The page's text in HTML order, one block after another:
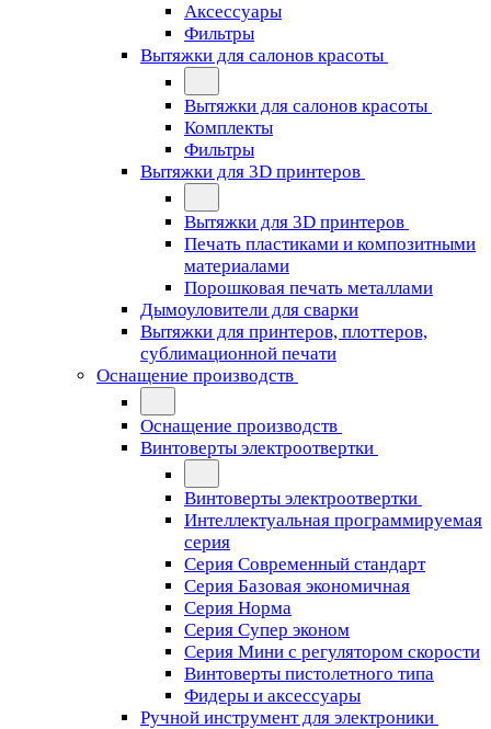
Аксессуары
Фильтры
Вытяжки для салонов красоты
Вытяжки для салонов красоты
Комплекты
Фильтры
Вытяжки для 3D принтеров
Вытяжки для 3D принтеров
Печать пластиками и композитными
материалами
Порошковая печать металлами
Дымоуловители для сварки
Вытяжки для принтеров, плоттеров,
сублимационной печати
Оснащение производств
Оснащение производств
Винтоверты электроотвертки
Винтоверты электроотвертки
Интеллектуальная программируемая
серия
Серия Современный стандарт
Серия Базовая экономичная
Серия Норма
Серия Cупер эконом
Серия Мини с регулятором скорости
Винтоверты пистолетного типа
Фидеры и аксессуары
Ручной инструмент для электроники